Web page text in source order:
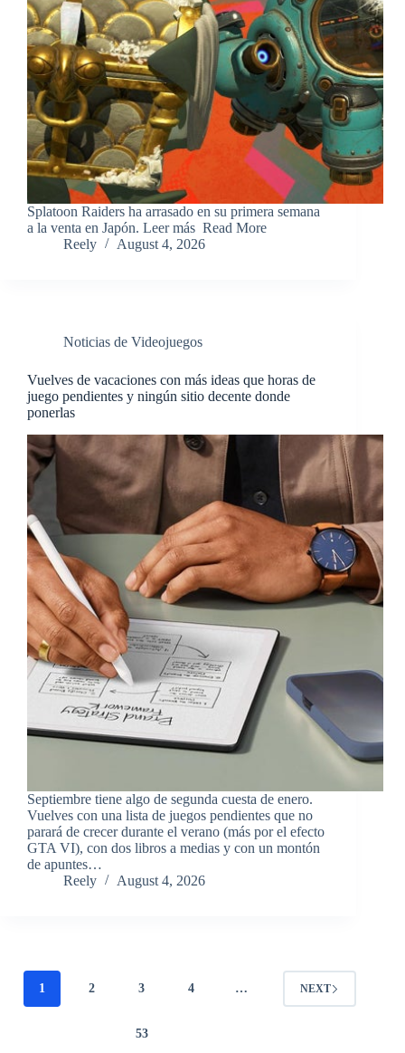
​Splatoon Raiders ha arrasado en su primera semana
a la venta en Japón. Leer más ​Read More
Reely
August 4, 2026
Noticias de Videojuegos
Vuelves de vacaciones con más ideas que horas de
juego pendientes y ningún sitio decente donde
ponerlas
​Septiembre tiene algo de segunda cuesta de enero.
Vuelves con una lista de juegos pendientes que no
parará de crecer durante el verano (más por el efecto
GTA VI), con dos libros a medias y con un montón
de apuntes…
Reely
August 4, 2026
1 2 3 4 …
53
NEXT